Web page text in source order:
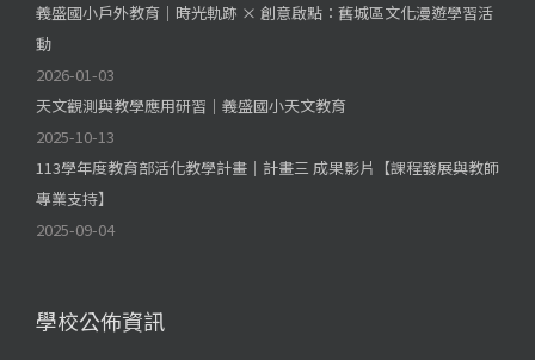
義盛國小戶外教育｜時光軌跡 × 創意啟點：舊城區文化漫遊學習活
動
2026-01-03
天文觀測與教學應用研習｜義盛國小天文教育
2025-10-13
113學年度教育部活化教學計畫｜計畫三 成果影片【課程發展與教師
專業支持】
2025-09-04
學校公佈資訊